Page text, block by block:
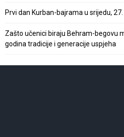
Prvi dan Kurban-bajrama u srijedu,
Zašto učenici biraju Behram-begovu
godina tradicije i generacije uspjeha